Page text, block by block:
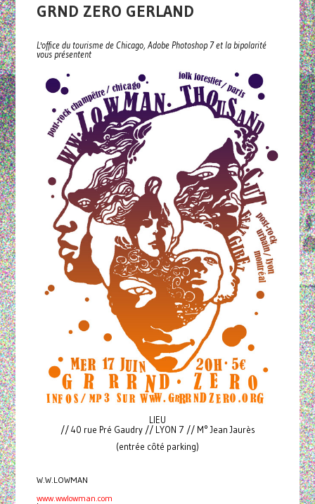
GRND ZERO GERLAND
L'office du tourisme de Chicago, Adobe Photoshop 7 et la bipolarité
vous présentent
LIEU
// 40 rue Pré Gaudry // LYON 7 // M° Jean Jaurès
(entrée côté parking)
W.W.LOWMAN
www.wwlowman.com